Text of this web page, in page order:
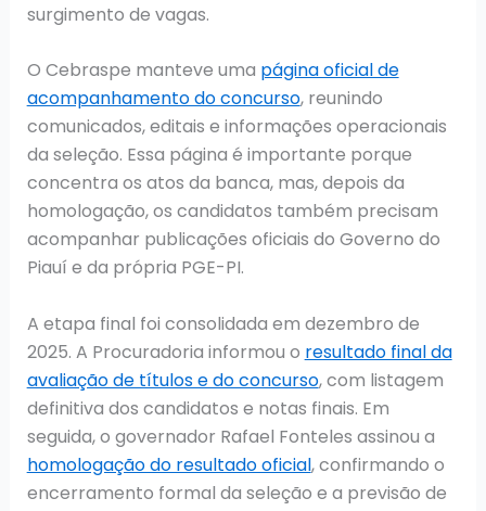
surgimento de vagas.
O Cebraspe manteve uma página oficial de
acompanhamento do concurso, reunindo
comunicados, editais e informações operacionais
da seleção. Essa página é importante porque
concentra os atos da banca, mas, depois da
homologação, os candidatos também precisam
acompanhar publicações oficiais do Governo do
Piauí e da própria PGE-PI.
A etapa final foi consolidada em dezembro de
2025. A Procuradoria informou o resultado final da
avaliação de títulos e do concurso, com listagem
definitiva dos candidatos e notas finais. Em
seguida, o governador Rafael Fonteles assinou a
homologação do resultado oficial, confirmando o
encerramento formal da seleção e a previsão de